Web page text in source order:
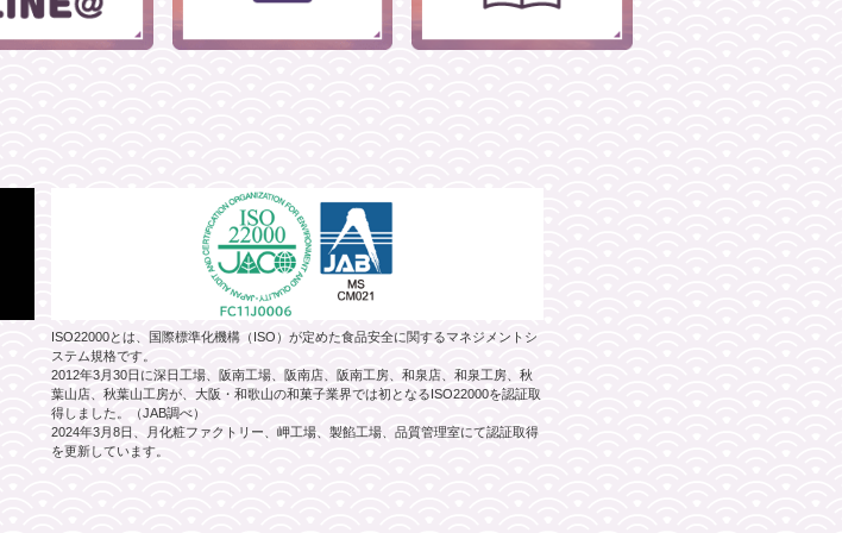
ISO22000とは、国際標準化機構（ISO）が定めた食品安全に関するマネジメントシ
ステム規格です。
2012年3月30日に深日工場、阪南工場、阪南店、阪南工房、和泉店、和泉工房、秋
葉山店、秋葉山工房が、大阪・和歌山の和菓子業界では初となるISO22000を認証取
得しました。（JAB調べ）
2024年3月8日、月化粧ファクトリー、岬工場、製餡工場、品質管理室にて認証取得
を更新しています。